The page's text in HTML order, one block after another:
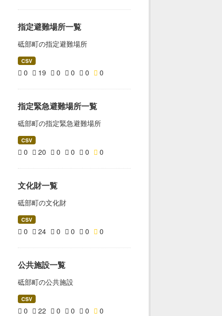
指定避難場所一覧
砥部町の指定避難場所
CSV
0 19 0 0 0 0
指定緊急避難場所一覧
砥部町の指定緊急避難場所
CSV
0 20 0 0 0 0
文化財一覧
砥部町の文化財
CSV
0 24 0 0 0 0
公共施設一覧
砥部町の公共施設
CSV
0 22 0 0 0 0